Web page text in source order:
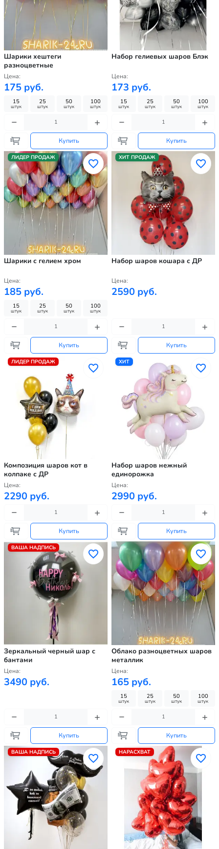
Шарики хештеги
разноцветные
Цена:
175 руб.
15
штук
25
штук
50
штук
100
штук
Купить
Набор гелиевых шаров Блэк
Цена:
173 руб.
15
штук
25
штук
50
штук
100
штук
Купить
ЛИДЕР ПРОДАЖ
Шарики с гелием хром
Цена:
185 руб.
15
штук
25
штук
50
штук
100
штук
Купить
ХИТ ПРОДАЖ
Набор шаров кошара с ДР
Цена:
2590 руб.
Купить
ЛИДЕР ПРОДАЖ
Композиция шаров кот в
колпаке с ДР
Цена:
2290 руб.
Купить
ХИТ
Набор шаров нежный
единорожка
Цена:
2990 руб.
Купить
ВАША НАДПИСЬ
Зеркальный черный шар с
бантами
Цена:
3490 руб.
Купить
Облако разноцветных шаров
металлик
Цена:
165 руб.
15
штук
25
штук
50
штук
100
штук
Купить
ВАША НАДПИСЬ НАРАСХВАТ